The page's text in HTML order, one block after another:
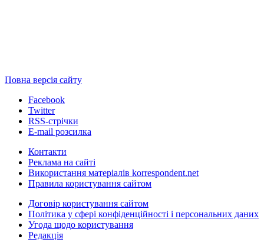
Повна версія сайту
Facebook
Twitter
RSS-стрічки
E-mail розсилка
Контакти
Реклама на сайті
Використання матеріалів korrespondent.net
Правила користування сайтом
Договір користування сайтом
Політика у сфері конфіденційності і персональних даних
Угода щодо користування
Редакція